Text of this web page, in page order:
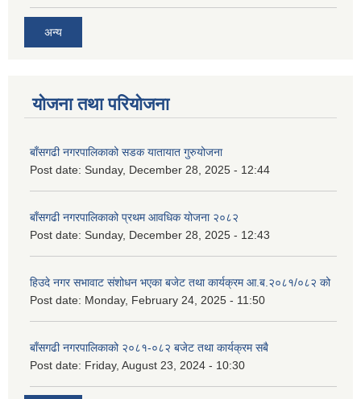
अन्य
योजना तथा परियोजना
बाँसगढी नगरपालिकाको सडक यातायात गुरुयोजना
Post date: Sunday, December 28, 2025 - 12:44
बाँसगढी नगरपालिकाको प्रथम आवधिक योजना २०८२
Post date: Sunday, December 28, 2025 - 12:43
हिउदे नगर सभावाट संशोधन भएका बजेट तथा कार्यक्रम आ.ब.२०८१/०८२ को
Post date: Monday, February 24, 2025 - 11:50
बाँसगढी नगरपालिकाको २०८१-०८२ बजेट तथा कार्यक्रम सबै
Post date: Friday, August 23, 2024 - 10:30